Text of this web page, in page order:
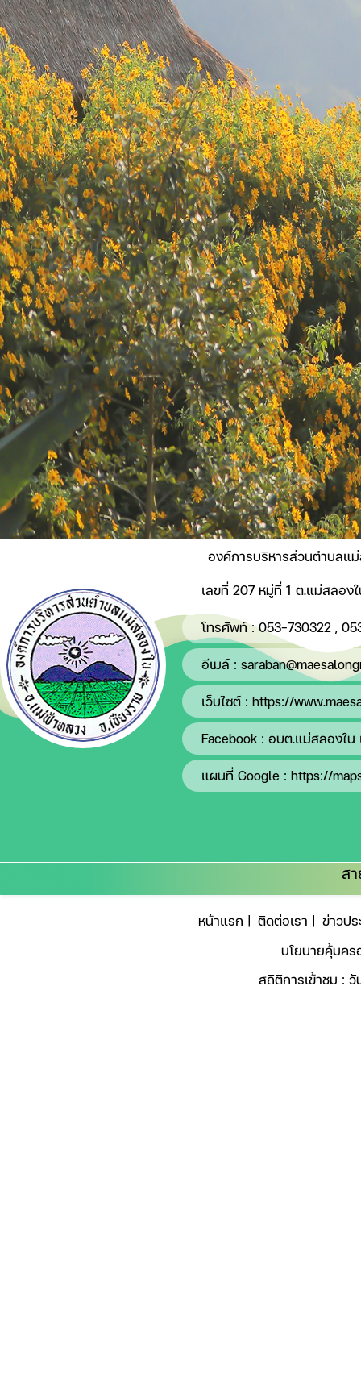
องค์การบริหารส่วนตำบลแ
เลขที่ 207 หมู่ที่ 1 ต.แม่สลอง
โทรศัพท์ :053-730322 ,
อีเมล์ :
เว็บไซต์ : https://
Facebook : อบต.แม่สลองใน
แผนที่ Google : https://
ส
หน้าแรก | ติดต่อเรา | ข่าวป
นโยบายคุ้มค
สถิติการเข้าชม : วั